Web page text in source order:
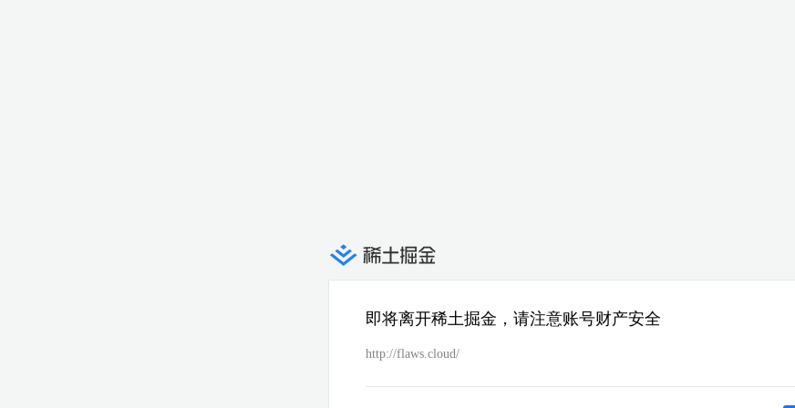
即将离开稀土掘金，请注意账号财产安全
http://flaws.cloud/